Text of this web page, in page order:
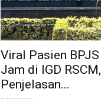
Viral Pasien
Jam di IGD
Penjelasan...